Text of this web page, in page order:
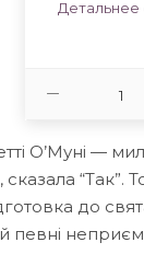
Детальнее
О’Муні —
“Так”.
до
певні